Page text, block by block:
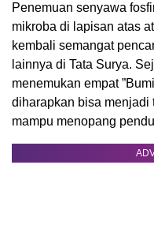
Penemuan senyawa
mikroba di lapisan atas
kembali semangat
lainnya di Tata Surya.
menemukan empat
diharapkan bisa menjadi
mampu menopang